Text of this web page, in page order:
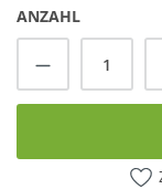
ANZAHL
Produkt